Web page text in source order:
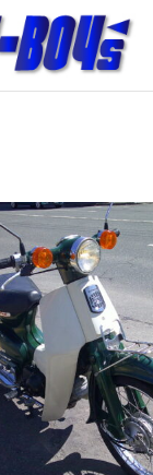
リンダ
ーR&L
HONDA
オーナー